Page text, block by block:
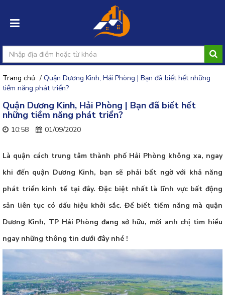
Đăng
ký
Đăng
rao
Trang chủ / Quận Dương Kinh, Hải Phòng | Bạn đã biết hết những
tiềm năng phát triển?
Quận Dương Kinh, Hải Phòng | Bạn đã biết hết
những tiềm năng phát triển?
10:58 01/09/2020
Là quận cách trung tâm thành phố Hải Phòng không xa, ngay
khi đến quận Dương Kinh, bạn sẽ phải bất ngờ với khả năng
phát triển kinh tế tại đây. Đặc biệt nhất là lĩnh vực bất động
sản liên tục có dấu hiệu khởi sắc. Để biết tiềm năng mà quận
Dương Kinh, TP Hải Phòng đang sở hữu, mời anh chị tìm hiểu
ngay những thông tin dưới đây nhé !